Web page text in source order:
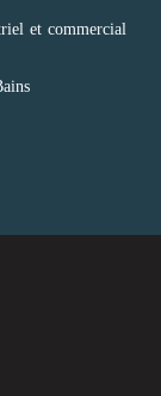
et commercial